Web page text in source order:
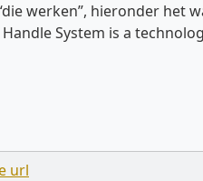
werken”, hieronder het
System is a
url